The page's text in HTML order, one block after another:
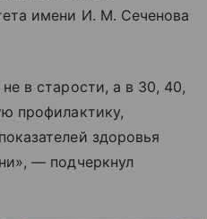
имени И. М. Сеченова
в старости, а в 30, 40,
профилактику,
здоровья
— подчеркнул